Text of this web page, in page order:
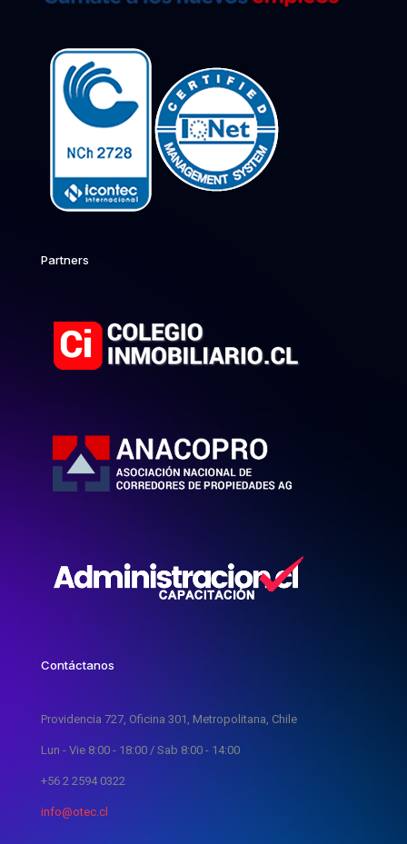
Partners
Contáctanos
Providencia 727, Oficina 301, Metropolitana, Chile
Lun - Vie 8:00 - 18:00 / Sab 8:00 - 14:00
+56 2 2594 0322
info@otec.cl